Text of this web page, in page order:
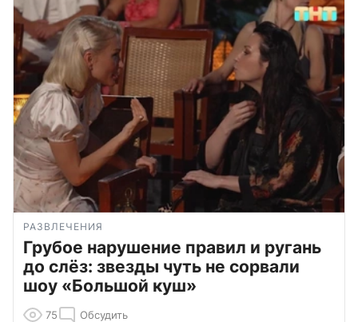
РАЗВЛЕЧЕНИЯ
Грубое нарушение правил и ругань
до слёз: звезды чуть не сорвали
шоу «Большой куш»
75 Обсудить